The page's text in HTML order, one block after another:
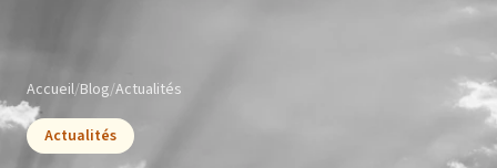
Accueil/Blog/Actualités
Actualités